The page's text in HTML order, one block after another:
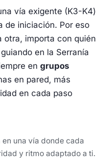
vía exigente (K3-K4)
de iniciación. Por eso
otra, importa con quién
en la Serranía
en grupos
en pared, más
en cada paso
una vía donde cada
y ritmo adaptado a ti.